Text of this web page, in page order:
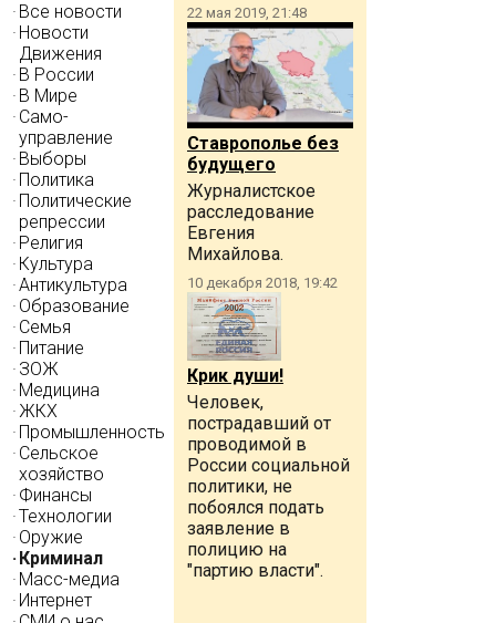
Все новости
Новости
Движения
В России
В Мире
Само-
управление
Выборы
Политика
Политические
репрессии
Религия
Культура
Антикультура
Образование
Семья
Питание
ЗОЖ
Медицина
ЖКХ
Промышленность
Сельское
хозяйство
Финансы
Технологии
Оружие
Криминал
Масс-медиа
Интернет
22 мая 2019, 21:48
Ставрополье без
будущего
Журналистское
расследование
Евгения
Михайлова.
10 декабря 2018, 19:42
Крик души!
Человек,
пострадавший от
проводимой в
России социальной
политики, не
побоялся подать
заявление в
полицию на
"партию власти".